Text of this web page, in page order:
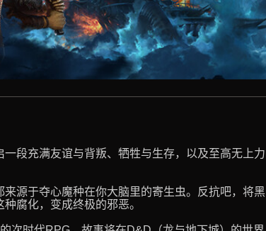
段充满友谊与背叛、牺牲与生存，以及至高无上力
源于夺心魔种在你大脑里的寄生虫。反抗吧，将黑
腐化，变成终极的邪恶。